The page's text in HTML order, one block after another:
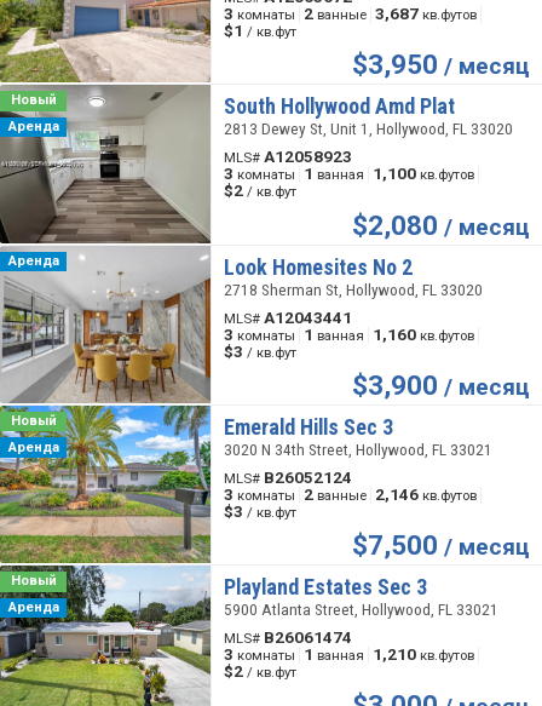
3 комнаты 2 ванные 3,687 кв.футов
$1 / кв.фут
$3,950 / месяц
Новый
Аренда
South Hollywood Amd Plat
2813 Dewey St, Unit 1, Hollywood, FL 33020
MLS#A12058923
3 комнаты 1 ванная 1,100 кв.футов
$2 / кв.фут
$2,080 / месяц
Аренда Look Homesites No 2
2718 Sherman St, Hollywood, FL 33020
MLS#A12043441
3 комнаты 1 ванная 1,160 кв.футов
$3 / кв.фут
$3,900 / месяц
Новый
Аренда
Emerald Hills Sec 3
3020 N 34th Street, Hollywood, FL 33021
MLS#B26052124
3 комнаты 2 ванные 2,146 кв.футов
$3 / кв.фут
$7,500 / месяц
Новый
Аренда
Playland Estates Sec 3
5900 Atlanta Street, Hollywood, FL 33021
MLS#B26061474
3 комнаты 1 ванная 1,210 кв.футов
$2 / кв.фут